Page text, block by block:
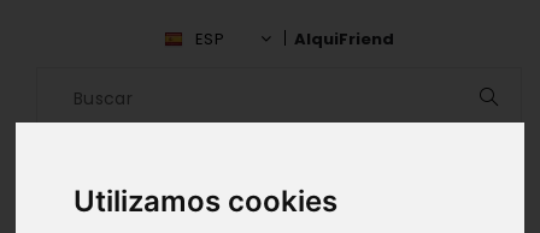
Utilizamos cookies
ESP AlquiFriend